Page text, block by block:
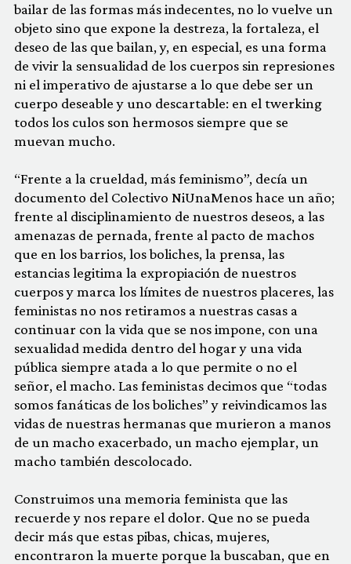
bailar de las formas más indecentes, no lo vuelve un
objeto sino que expone la destreza, la fortaleza, el
deseo de las que bailan, y, en especial, es una forma
de vivir la sensualidad de los cuerpos sin represiones
ni el imperativo de ajustarse a lo que debe ser un
cuerpo deseable y uno descartable: en el twerking
todos los culos son hermosos siempre que se
muevan mucho.
“Frente a la crueldad, más feminismo”, decía un
documento del Colectivo NiUnaMenos hace un año;
frente al disciplinamiento de nuestros deseos, a las
amenazas de pernada, frente al pacto de machos
que en los barrios, los boliches, la prensa, las
estancias legitima la expropiación de nuestros
cuerpos y marca los límites de nuestros placeres, las
feministas no nos retiramos a nuestras casas a
continuar con la vida que se nos impone, con una
sexualidad medida dentro del hogar y una vida
pública siempre atada a lo que permite o no el
señor, el macho. Las feministas decimos que “todas
somos fanáticas de los boliches” y reivindicamos las
vidas de nuestras hermanas que murieron a manos
de un macho exacerbado, un macho ejemplar, un
macho también descolocado.
Construimos una memoria feminista que las
recuerde y nos repare el dolor. Que no se pueda
decir más que estas pibas, chicas, mujeres,
encontraron la muerte porque la buscaban, que en